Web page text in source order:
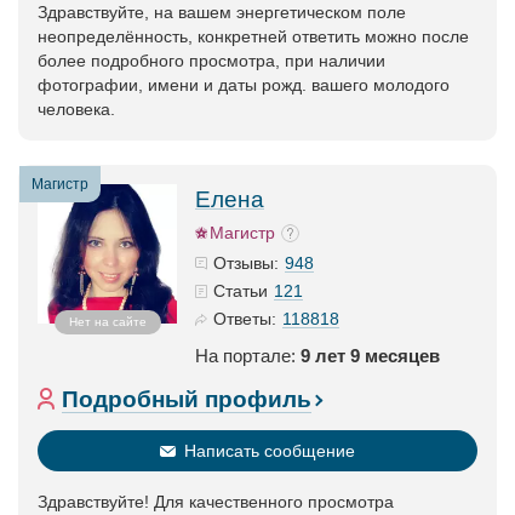
Здравствуйте, на вашем энергетическом поле
неопределённость, конкретней ответить можно после
более подробного просмотра, при наличии
фотографии, имени и даты рожд. вашего молодого
человека.
Магистр
Нет на сайте
Елена
Магистр
Отзывы: 948
Статьи 121
Ответы: 118818
На портале: 9 лет 9 месяцев
Подробный профиль
Написать сообщение
Здравствуйте! Для качественного просмотра